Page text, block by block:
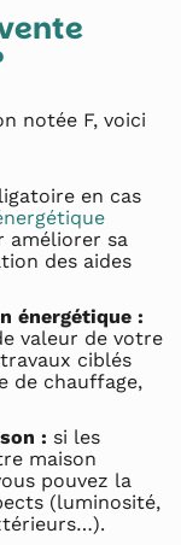
notée F, voici
en cas
améliorer sa
des aides
énergétique :
valeur de votre
ciblés
de chauffage,
: si les
maison
pouvez la
(luminosité,